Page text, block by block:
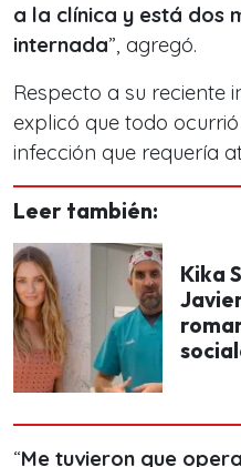
a la clínica y está dos
internada”, agregó.
Respecto a su reciente
explicó que todo
infección que requería
Leer también:
Kika
“Me tuvieron que